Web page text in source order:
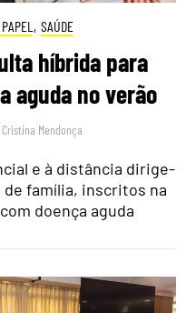
, SAÚDE
híbrida para
aguda no verão
Cristina Mendonça
e à distância dirige-
família, inscritos na
doença aguda